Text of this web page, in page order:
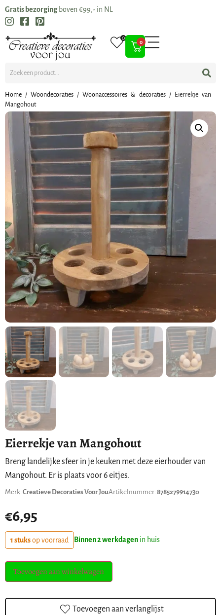
Gratis bezorging boven €99,- in NL
0
0
Home / Woondecoraties / Woonaccessoires & decoraties / Eierrekje van
Mangohout
Eierrekje van Mangohout
Breng landelijke sfeer in je keuken met deze eierhouder van
Mangohout. Er is plaats voor 6 eitjes.
Merk: Creatieve Decoraties Voor JouArtikelnummer: 8785279914730
€6,95
1 stuksop voorraad Binnen 2 werkdagen in huis
Toevoegen aan winkelwagen
Toevoegen aan verlanglijst